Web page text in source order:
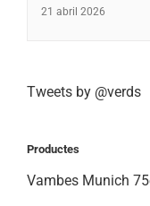
21 abril 2026
Tweets by @verds
Productes
Vambes Munich